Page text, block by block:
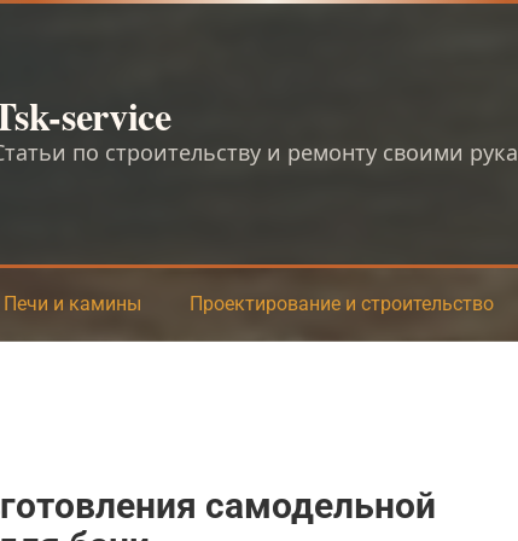
service
по строительству и ремонту своими
Печи и камины Проектирование и строительство
самодельной